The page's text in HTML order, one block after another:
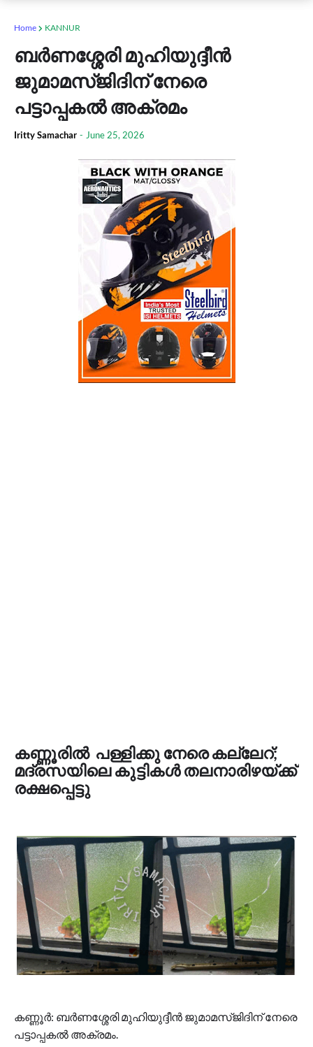
Home KANNUR
ബർണശ്ശേരി മുഹിയുദ്ദീൻ
ജുമാമസ്ജിദിന് നേരെ
പട്ടാപ്പകല്‍ അക്രമം
Iritty Samachar - June 25, 2026
കണ്ണൂരിൽ പള്ളിക്കു നേരെ കല്ലേറ്;
മദ്രസയിലെ കുട്ടികള്‍ തലനാരിഴയ്ക്ക്
രക്ഷപ്പെട്ടു
കണ്ണൂർ: ബർണശ്ശേരി മുഹിയുദ്ദീൻ ജുമാമസ്ജിദിന് നേരെ
പട്ടാപ്പകല്‍ അക്രമം.